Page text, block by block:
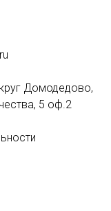
Домодедово,
5 оф.2